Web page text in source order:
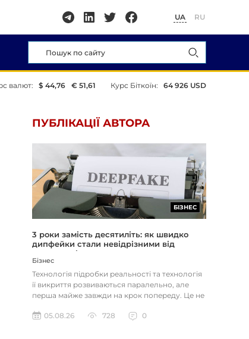
UA RU
валют: $ 44,76 € 51,61 Курс Біткоїн: 64 926 USD
ПУБЛІКАЦІЇ АВТОРА
БІЗНЕС
3 роки замість десятиліть: як швидко
дипфейки стали невідрізними від
реальності
Бізнес
Технологія підробки реальності та технологія
її викриття розвиваються паралельно, але
перша майже завжди на крок попереду. Це не
05.08.26
728 0